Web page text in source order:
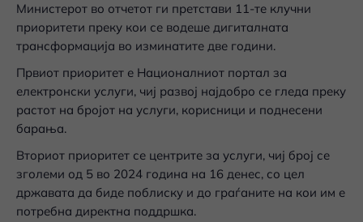
Министерот во отчетот ги претстави 11-те клучни
приоритети преку кои се водеше дигиталната
трансформација во изминатите две години.
Првиот приоритет е Националниот портал за
електронски услуги, чиј развој најдобро се гледа преку
растот на бројот на услуги, корисници и поднесени
барања.
Вториот приоритет се центрите за услуги, чиј број се
зголеми од 5 во 2024 година на 16 денес, со цел
државата да биде поблиску и до граѓаните на кои им е
потребна директна поддршка.